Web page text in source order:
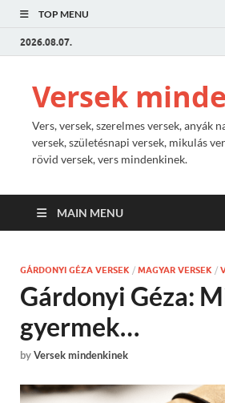
TOP MENU
2026.08.07.
Versek
Vers, versek, szerelmes versek, anyák
versek, születésnapi versek, mikulás
rövid versek, vers mindenkinek.
MAIN MENU
GÁRDONYI GÉZA VERSEK / MAGYAR VERSEK /
Gárdonyi Géza:
gyermek…
byVersek mindenkinek